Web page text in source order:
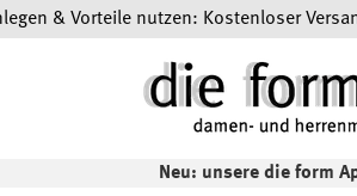
& Vorteile nutzen: Kostenloser
Neu: unsere die form